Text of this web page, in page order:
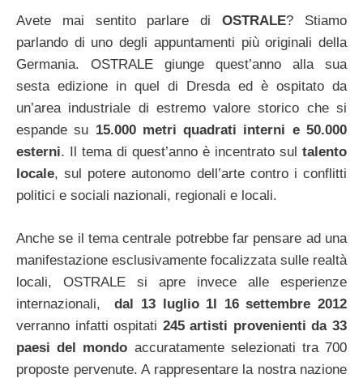
Avete mai sentito parlare di OSTRALE? Stiamo
parlando di uno degli appuntamenti più originali della
Germania. OSTRALE giunge quest’anno alla sua
sesta edizione in quel di Dresda ed è ospitato da
un’area industriale di estremo valore storico che si
espande su 15.000 metri quadrati interni e 50.000
esterni. Il tema di quest’anno è incentrato sul talento
locale, sul potere autonomo dell’arte contro i conflitti
politici e sociali nazionali, regionali e locali.
Anche se il tema centrale potrebbe far pensare ad una
manifestazione esclusivamente focalizzata sulle realtà
locali, OSTRALE si apre invece alle esperienze
internazionali,
dal 13 luglio 1l 16 settembre 2012
verranno infatti ospitati 245 artisti provenienti da 33
paesi del mondo accuratamente selezionati tra 700
proposte pervenute. A rappresentare la nostra nazione